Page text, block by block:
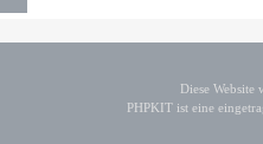
Diese
PHPKIT ist eine